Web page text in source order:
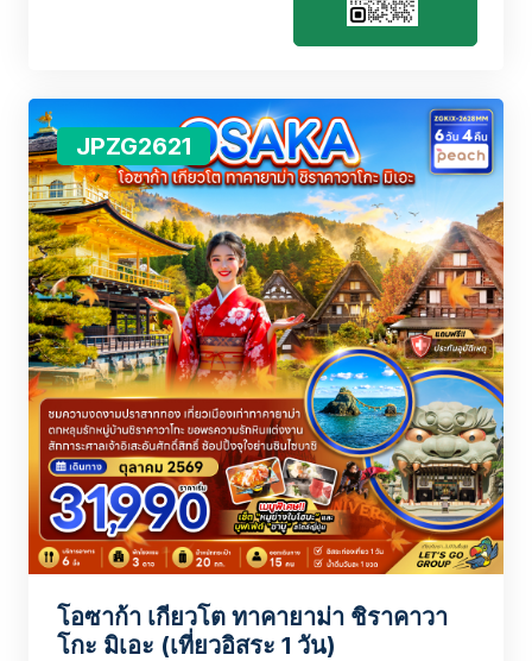
JPZG2621
โอซาก้า เกียวโต ทาคายาม่า ชิราคาวา
โกะ มิเอะ (เที่ยวอิสระ 1 วัน)